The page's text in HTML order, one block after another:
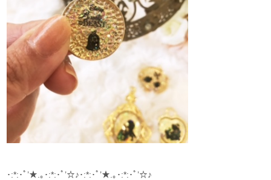
･:*:･ﾟ’★.｡･:*:･ﾟ’☆♪･:*:･ﾟ’★.｡･:*:･ﾟ’☆♪